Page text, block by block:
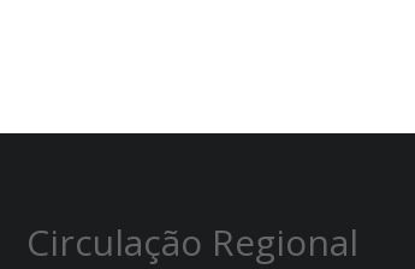
Circulação Regional